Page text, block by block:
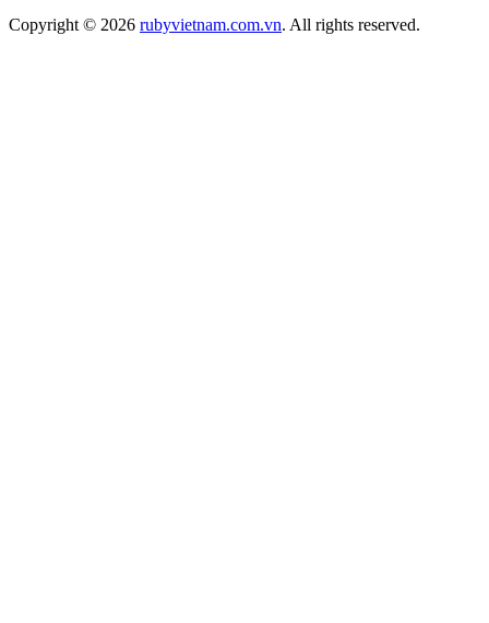
Copyright © 2026 rubyvietnam.com.vn. All rights reserved.